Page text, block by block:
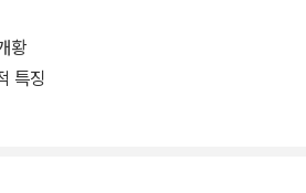
축 개설’은 그야말로 중국 고대 건축에 대
역사를 통시적으로 훑고 중국 고대 건축
다. 2장 ‘고대 중국의 목구조 건축 설계
造法式』(송)과 『공부공정주법工部工
황
특징